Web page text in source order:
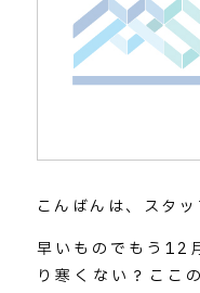
こんばんは、スタッ
早いものでもう12
り寒くない？ここ